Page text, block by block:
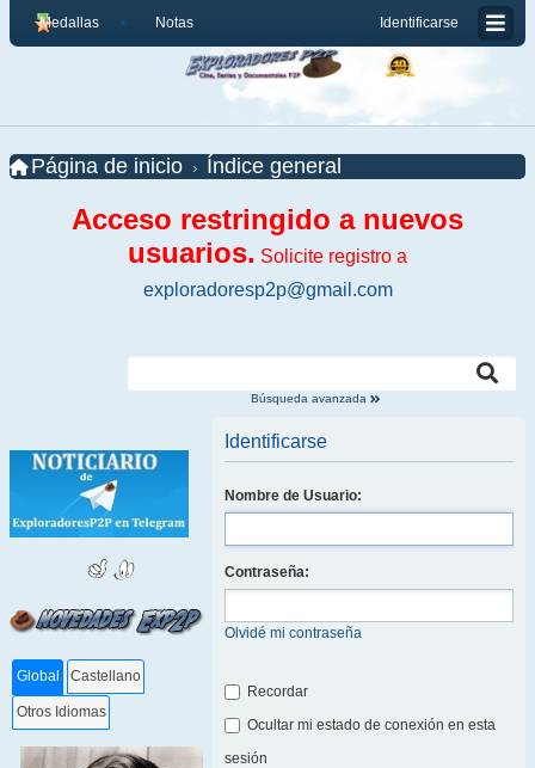
Identificarse
Medallas Notas
Página de inicio Índice general
Acceso restringido a nuevos
usuarios. Solicite registro a
exploradoresp2p@gmail.com
Búsqueda avanzada
Global Castellano
Otros Idiomas
Identificarse
Nombre de Usuario:
Contraseña:
Olvidé mi contraseña
Recordar
Ocultar mi estado de conexión en esta
sesión